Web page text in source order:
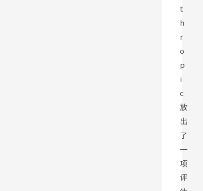
t
h
r
o
p
i
c
放
出
了
一
项
评